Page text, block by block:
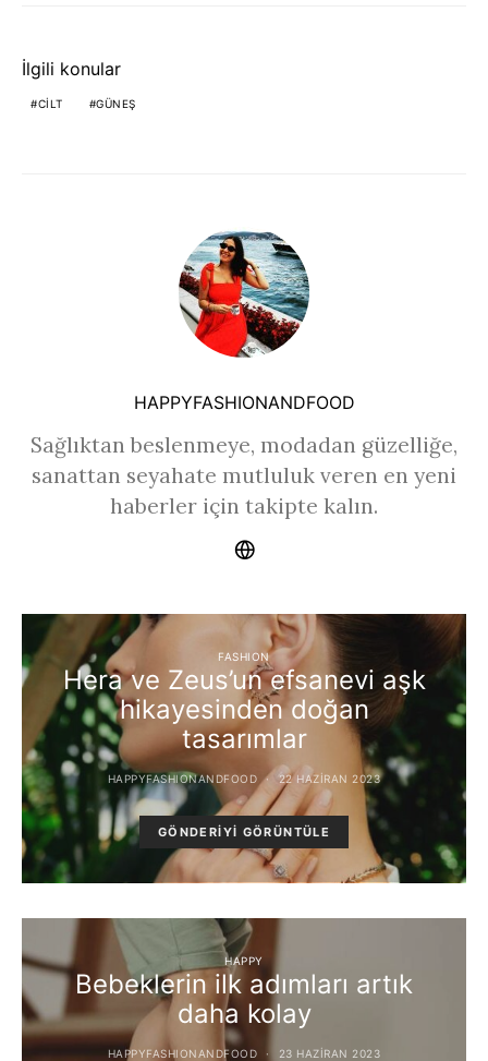
İlgili konular
CILT GÜNEŞ
HAPPYFASHIONANDFOOD
Sağlıktan beslenmeye, modadan güzelliğe,
sanattan seyahate mutluluk veren en yeni
haberler için takipte kalın.
FASHION
Hera ve Zeus’un efsanevi aşk
hikayesinden doğan
tasarımlar
HAPPYFASHIONANDFOOD 22 HAZIRAN 2023
GÖNDERIYI GÖRÜNTÜLE
HAPPY
Bebeklerin ilk adımları artık
daha kolay
HAPPYFASHIONANDFOOD 23 HAZIRAN 2023